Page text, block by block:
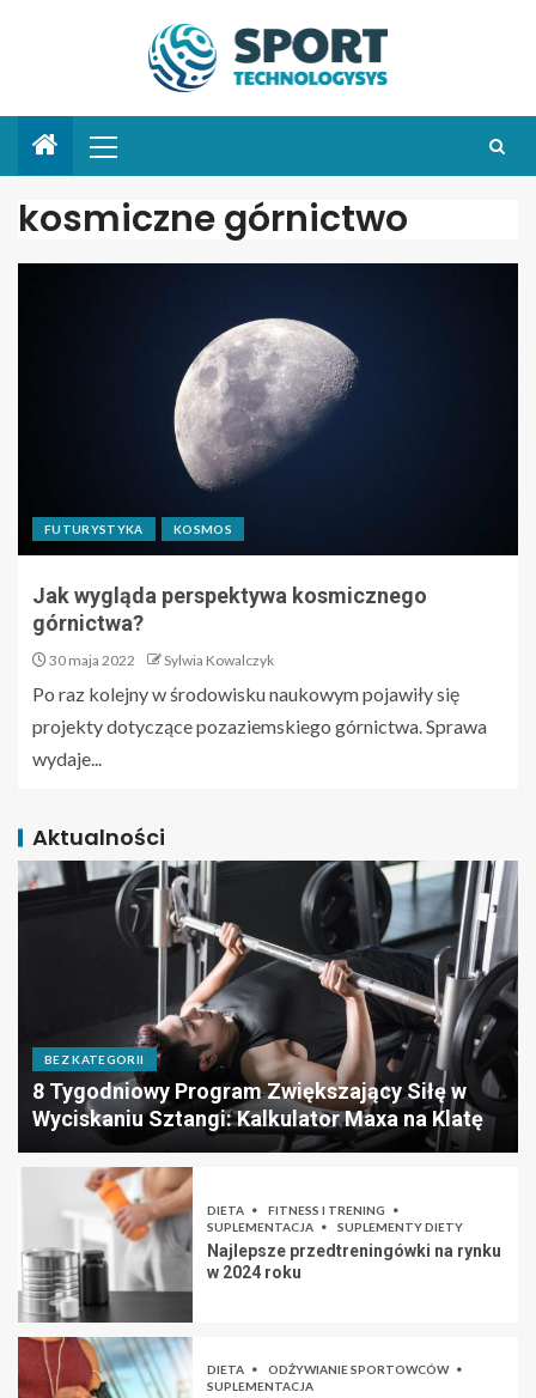
kosmiczne górnictwo
FUTURYSTYKA KOSMOS
Jak wygląda perspektywa kosmicznego
górnictwa?
30 maja 2022 Sylwia Kowalczyk
Po raz kolejny w środowisku naukowym pojawiły się
projekty dotyczące pozaziemskiego górnictwa. Sprawa
wydaje...
Aktualności
BEZ KATEGORII
8 Tygodniowy Program Zwiększający Siłę w
Wyciskaniu Sztangi: Kalkulator Maxa na Klatę
DIETA
FITNESS I TRENING
SUPLEMENTACJA
SUPLEMENTY DIETY
Najlepsze przedtreningówki na rynku
w 2024 roku
DIETA
ODŻYWIANIE SPORTOWCÓW
SUPLEMENTACJA